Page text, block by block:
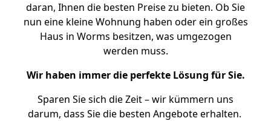
daran, Ihnen die besten Preise zu bieten. Ob Sie
nun eine kleine Wohnung haben oder ein großes
Haus in Worms besitzen, was umgezogen
werden muss.
Wir haben immer die perfekte Lösung für Sie.
Sparen Sie sich die Zeit – wir kümmern uns
darum, dass Sie die besten Angebote erhalten.